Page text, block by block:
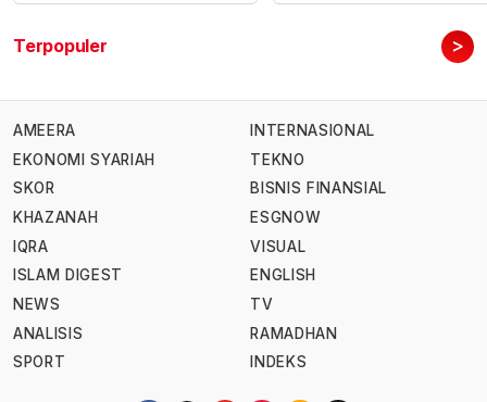
Terpopuler >
AMEERA
EKONOMI SYARIAH
SKOR
KHAZANAH
IQRA
ISLAM DIGEST
NEWS
ANALISIS
SPORT
INTERNASIONAL
TEKNO
BISNIS FINANSIAL
ESGNOW
VISUAL
ENGLISH
TV
RAMADHAN
INDEKS